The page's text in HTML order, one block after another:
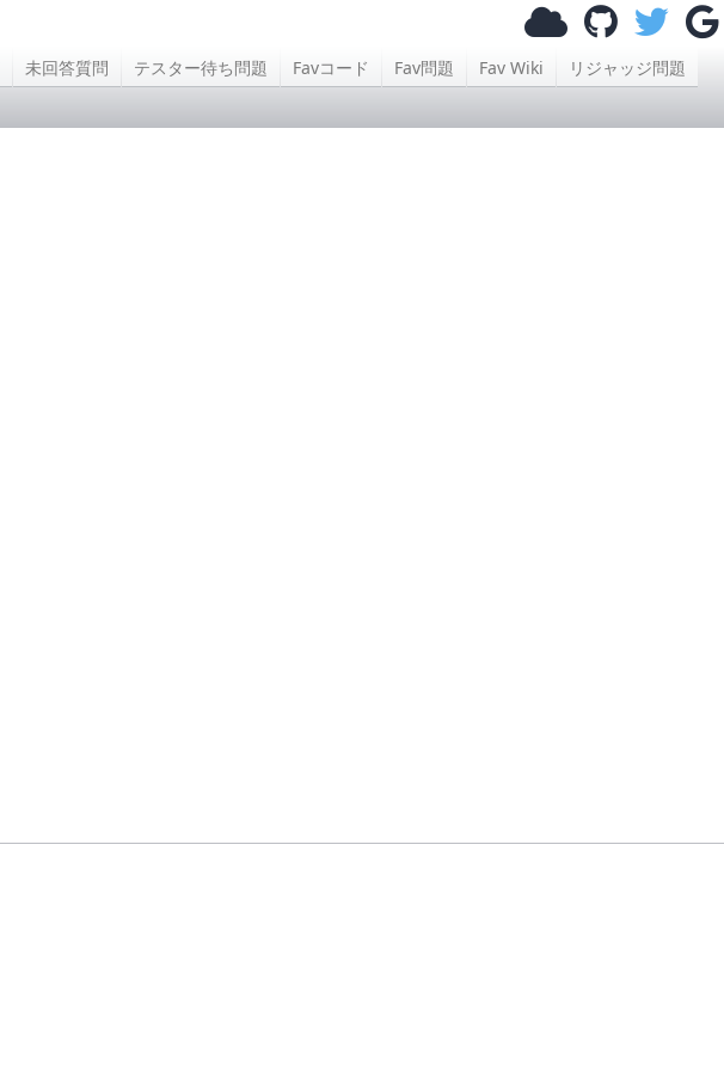
未回答質問 テスター待ち問題 Favコード Fav問題 Fav Wiki
リジャッジ問題